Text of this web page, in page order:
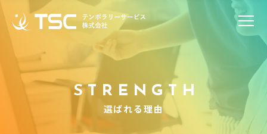
STRENGTH
選ばれる理由